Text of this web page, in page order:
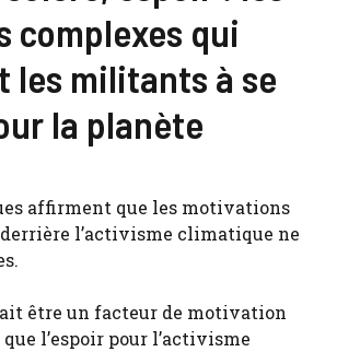
complexes qui
les militants à se
la planète
affirment que les motivations
l’activisme climatique ne
être un facteur de motivation
l’espoir pour l’activisme